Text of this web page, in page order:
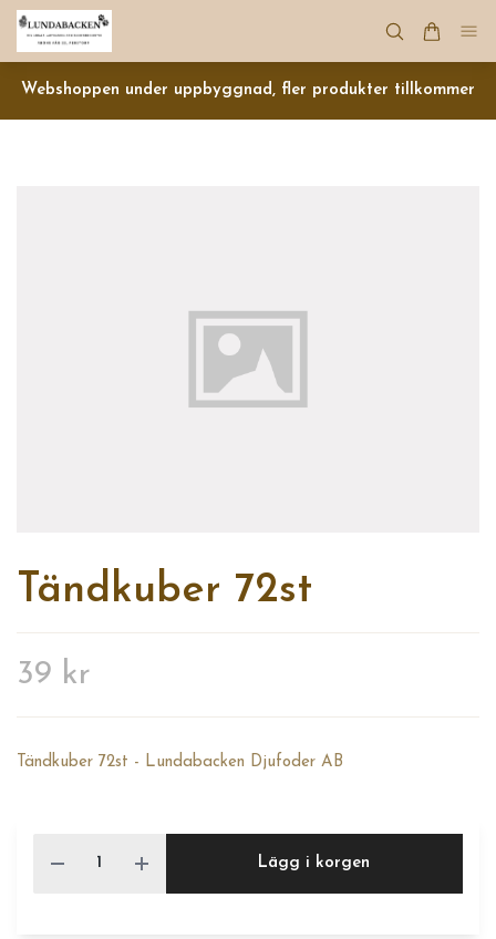
Webshoppen under uppbyggnad, fler produkter tillkommer
Tändkuber 72st
39 kr
Tändkuber 72st - Lundabacken Djufoder AB
Lägg i korgen